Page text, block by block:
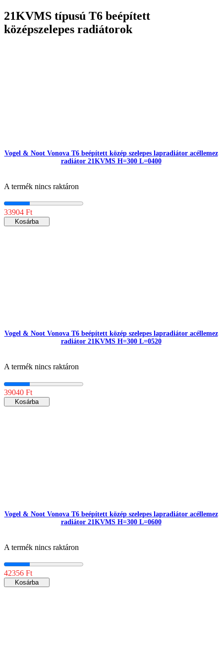
21KVMS típusú T6 beépített
középszelepes radiátorok
Vogel & Noot Vonova T6 beépített közép szelepes lapradiátor acéllemez
radiátor 21KVMS H=300 L=0400
A termék nincs raktáron
33904 Ft
Kosárba
Vogel & Noot Vonova T6 beépített közép szelepes lapradiátor acéllemez
radiátor 21KVMS H=300 L=0520
A termék nincs raktáron
39040 Ft
Kosárba
Vogel & Noot Vonova T6 beépített közép szelepes lapradiátor acéllemez
radiátor 21KVMS H=300 L=0600
A termék nincs raktáron
42356 Ft
Kosárba